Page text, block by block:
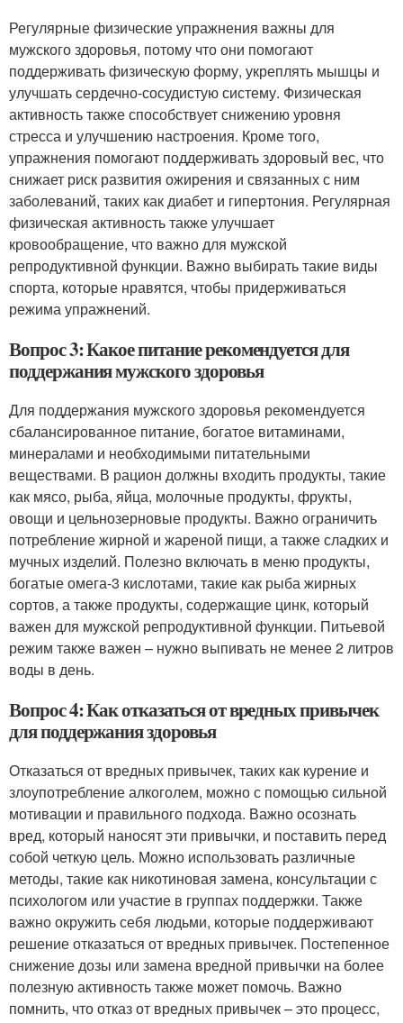
Регулярные физические упражнения важны для
мужского здоровья, потому что они помогают
поддерживать физическую форму, укреплять мышцы и
улучшать сердечно-сосудистую систему. Физическая
активность также способствует снижению уровня
стресса и улучшению настроения. Кроме того,
упражнения помогают поддерживать здоровый вес, что
снижает риск развития ожирения и связанных с ним
заболеваний, таких как диабет и гипертония. Регулярная
физическая активность также улучшает
кровообращение, что важно для мужской
репродуктивной функции. Важно выбирать такие виды
спорта, которые нравятся, чтобы придерживаться
режима упражнений.
Вопрос 3: Какое питание рекомендуется для
поддержания мужского здоровья
Для поддержания мужского здоровья рекомендуется
сбалансированное питание, богатое витаминами,
минералами и необходимыми питательными
веществами. В рацион должны входить продукты, такие
как мясо, рыба, яйца, молочные продукты, фрукты,
овощи и цельнозерновые продукты. Важно ограничить
потребление жирной и жареной пищи, а также сладких и
мучных изделий. Полезно включать в меню продукты,
богатые омега-3 кислотами, такие как рыба жирных
сортов, а также продукты, содержащие цинк, который
важен для мужской репродуктивной функции. Питьевой
режим также важен – нужно выпивать не менее 2 литров
воды в день.
Вопрос 4: Как отказаться от вредных привычек
для поддержания здоровья
Отказаться от вредных привычек, таких как курение и
злоупотребление алкоголем, можно с помощью сильной
мотивации и правильного подхода. Важно осознать
вред, который наносят эти привычки, и поставить перед
собой четкую цель. Можно использовать различные
методы, такие как никотиновая замена, консультации с
психологом или участие в группах поддержки. Также
важно окружить себя людьми, которые поддерживают
решение отказаться от вредных привычек. Постепенное
снижение дозы или замена вредной привычки на более
полезную активность также может помочь. Важно
помнить, что отказ от вредных привычек – это процесс,